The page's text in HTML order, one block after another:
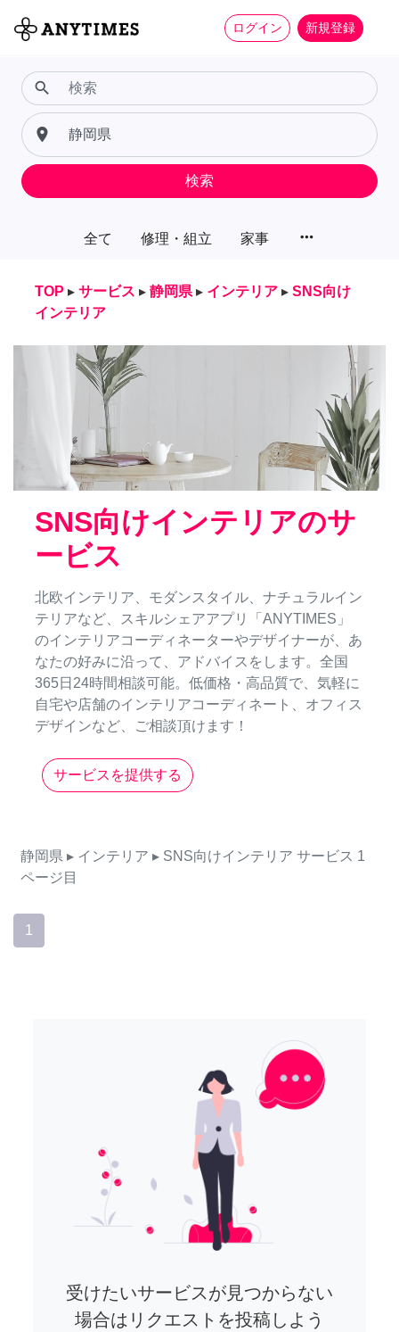
ログイン 新規登録
全て 修理・組立 家事 more_horiz
search
place
検索
TOP ▸ サービス ▸ 静岡県 ▸ インテリア ▸ SNS向け
インテリア
SNS向けインテリアのサ
ービス
北欧インテリア、モダンスタイル、ナチュラルイン
テリアなど、スキルシェアアプリ「ANYTIMES」
のインテリアコーディネーターやデザイナーが、あ
なたの好みに沿って、アドバイスをします。全国
365日24時間相談可能。低価格・高品質で、気軽に
自宅や店舗のインテリアコーディネート、オフィス
デザインなど、ご相談頂けます！
サービスを提供する
静岡県 ▸ インテリア ▸ SNS向けインテリア サービス 1
ページ目
1
受けたいサービスが見つからない
場合はリクエストを投稿しよう